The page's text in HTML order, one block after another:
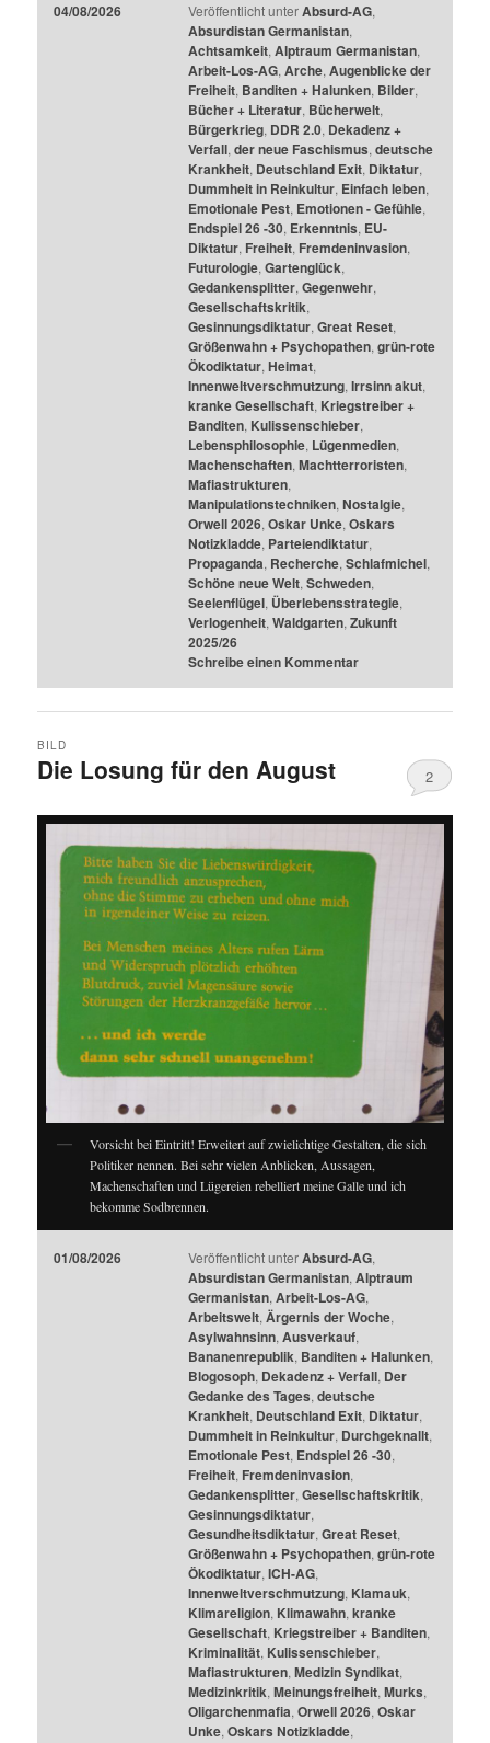
04/08/2026 Veröffentlicht unter Absurd-AG,
Absurdistan Germanistan,
Achtsamkeit, Alptraum Germanistan,
Arbeit-Los-AG, Arche, Augenblicke der
Freiheit, Banditen + Halunken, Bilder,
Bücher + Literatur, Bücherwelt,
Bürgerkrieg, DDR 2.0, Dekadenz +
Verfall, der neue Faschismus, deutsche
Krankheit, Deutschland Exit, Diktatur,
Dummheit in Reinkultur, Einfach leben,
Emotionale Pest, Emotionen - Gefühle,
Endspiel 26 -30, Erkenntnis, EU-
Diktatur, Freiheit, Fremdeninvasion,
Futurologie, Gartenglück,
Gedankensplitter, Gegenwehr,
Gesellschaftskritik,
Gesinnungsdiktatur, Great Reset,
Größenwahn + Psychopathen, grün-rote
Ökodiktatur, Heimat,
Innenweltverschmutzung, Irrsinn akut,
kranke Gesellschaft, Kriegstreiber +
Banditen, Kulissenschieber,
Lebensphilosophie, Lügenmedien,
Machenschaften, Machtterroristen,
Mafiastrukturen,
Manipulationstechniken, Nostalgie,
Orwell 2026, Oskar Unke, Oskars
Notizkladde, Parteiendiktatur,
Propaganda, Recherche, Schlafmichel,
Schöne neue Welt, Schweden,
Seelenflügel, Überlebensstrategie,
Verlogenheit, Waldgarten, Zukunft
2025/26
Schreibe einen Kommentar
Die Losung für den August
BILD
2
Vorsicht bei Eintritt! Erweitert auf zwielichtige Gestalten, die sich
Politiker nennen. Bei sehr vielen Anblicken, Aussagen,
Machenschaften und Lügereien rebelliert meine Galle und ich
bekomme Sodbrennen.
01/08/2026 Veröffentlicht unter Absurd-AG,
Absurdistan Germanistan, Alptraum
Germanistan, Arbeit-Los-AG,
Arbeitswelt, Ärgernis der Woche,
Asylwahnsinn, Ausverkauf,
Bananenrepublik, Banditen + Halunken,
Blogosoph, Dekadenz + Verfall, Der
Gedanke des Tages, deutsche
Krankheit, Deutschland Exit, Diktatur,
Dummheit in Reinkultur, Durchgeknallt,
Emotionale Pest, Endspiel 26 -30,
Freiheit, Fremdeninvasion,
Gedankensplitter, Gesellschaftskritik,
Gesinnungsdiktatur,
Gesundheitsdiktatur, Great Reset,
Größenwahn + Psychopathen, grün-rote
Ökodiktatur, ICH-AG,
Innenweltverschmutzung, Klamauk,
Klimareligion, Klimawahn, kranke
Gesellschaft, Kriegstreiber + Banditen,
Kriminalität, Kulissenschieber,
Mafiastrukturen, Medizin Syndikat,
Medizinkritik, Meinungsfreiheit, Murks,
Oligarchenmafia, Orwell 2026, Oskar
Unke, Oskars Notizkladde,